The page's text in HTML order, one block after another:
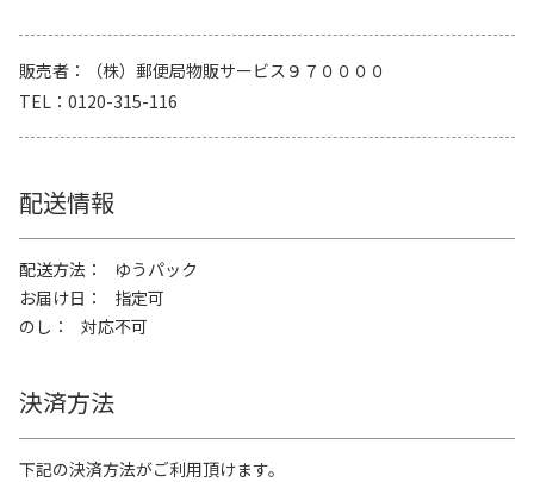
販売者
（株）郵便局物販サービス９７００００
TEL
0120-315-116
配送情報
配送方法
ゆうパック
お届け日
指定可
のし
対応不可
決済方法
下記の決済方法がご利用頂けます。